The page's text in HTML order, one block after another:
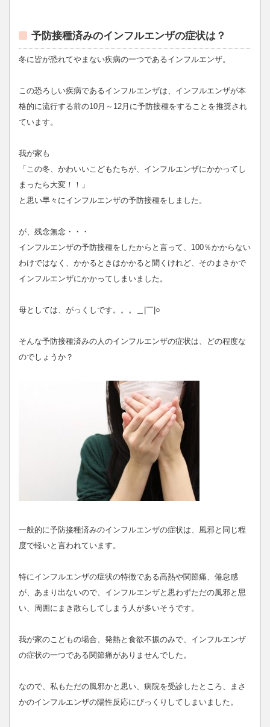
予防接種済みのインフルエンザの症状は？
冬に皆が恐れてやまない疾病の一つであるインフルエンザ。
この恐ろしい疾病であるインフルエンザは、インフルエンザが本
格的に流行する前の10月～12月に予防接種をすることを推奨され
ています。
我が家も
「この冬、かわいいこどもたちが、インフルエンザにかかってし
まったら大変！！」
と思い早々にインフルエンザの予防接種をしました。
が、残念無念・・・
インフルエンザの予防接種をしたからと言って、100％かからない
わけではなく、かかるときはかかると聞くけれど、そのまさかで
インフルエンザにかかってしまいました。
母としては、がっくしです。。。＿|￣|○
そんな予防接種済みの人のインフルエンザの症状は、どの程度な
のでしょうか？
一般的に予防接種済みのインフルエンザの症状は、風邪と同じ程
度で軽いと言われています。
特にインフルエンザの症状の特徴である高熱や関節痛、倦怠感
が、あまり出ないので、インフルエンザと思わずただの風邪と思
い、周囲にまき散らしてしまう人が多いそうです。
我が家のこどもの場合、発熱と食欲不振のみで、インフルエンザ
の症状の一つである関節痛がありませんでした。
なので、私もただの風邪かと思い、病院を受診したところ、まさ
かのインフルエンザの陽性反応にびっくりしてしまいました。